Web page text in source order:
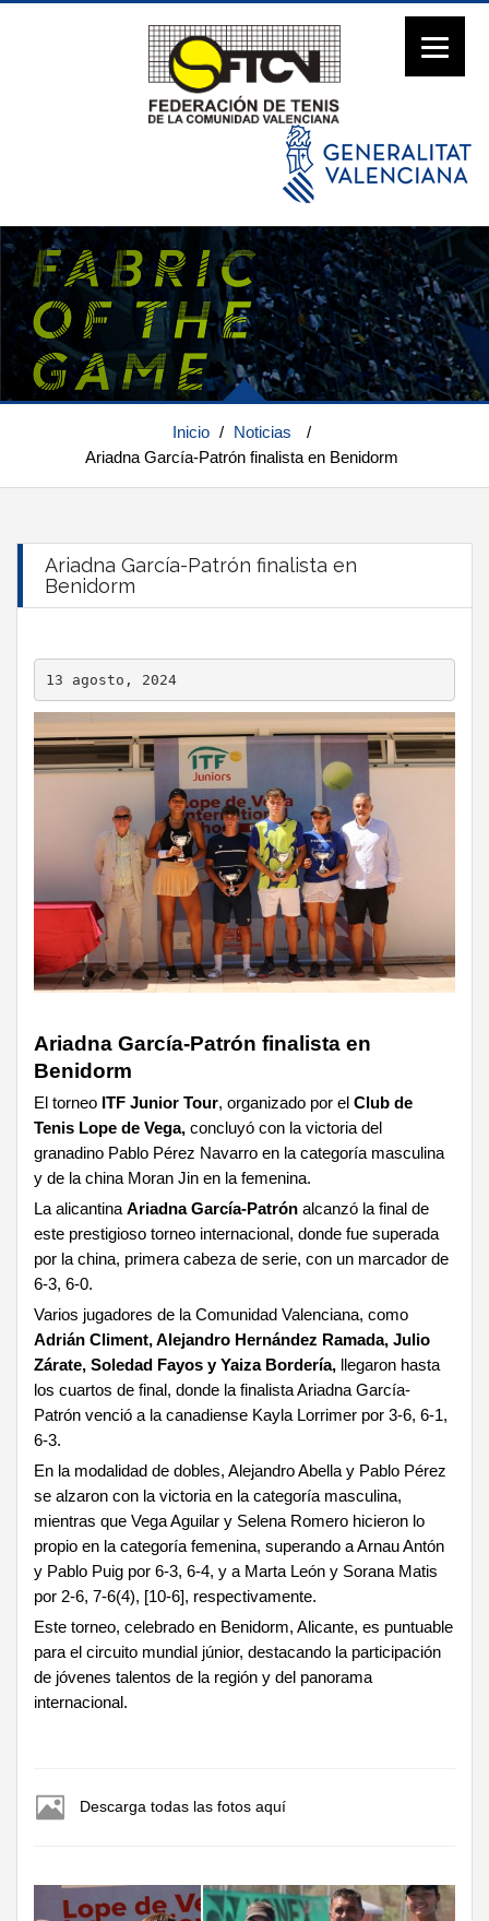
Inicio / Noticias
/
Ariadna García-Patrón finalista en Benidorm
Ariadna García-Patrón finalista en
Benidorm
13 agosto, 2024
Ariadna García-Patrón finalista en
Benidorm
El torneo ITF Junior Tour, organizado por el Club de
Tenis Lope de Vega, concluyó con la victoria del
granadino Pablo Pérez Navarro en la categoría masculina
y de la china Moran Jin en la femenina.
La alicantina Ariadna García-Patrón alcanzó la final de
este prestigioso torneo internacional, donde fue superada
por la china, primera cabeza de serie, con un marcador de
6-3, 6-0.
Varios jugadores de la Comunidad Valenciana, como
Adrián Climent, Alejandro Hernández Ramada, Julio
Zárate, Soledad Fayos y Yaiza Bordería, llegaron hasta
los cuartos de final, donde la finalista Ariadna García-
Patrón venció a la canadiense Kayla Lorrimer por 3-6, 6-1,
6-3.
En la modalidad de dobles, Alejandro Abella y Pablo Pérez
se alzaron con la victoria en la categoría masculina,
mientras que Vega Aguilar y Selena Romero hicieron lo
propio en la categoría femenina, superando a Arnau Antón
y Pablo Puig por 6-3, 6-4, y a Marta León y Sorana Matis
por 2-6, 7-6(4), [10-6], respectivamente.
Este torneo, celebrado en Benidorm, Alicante, es puntuable
para el circuito mundial júnior, destacando la participación
de jóvenes talentos de la región y del panorama
internacional.
Descarga todas las fotos aquí